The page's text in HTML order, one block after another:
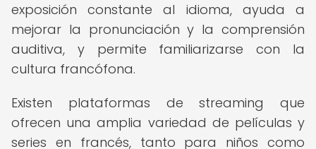
exposición constante al idioma, ayuda a
mejorar la pronunciación y la comprensión
auditiva, y permite familiarizarse con la
cultura francófona.
Existen plataformas de streaming que
ofrecen una amplia variedad de películas y
series en francés, tanto para niños como